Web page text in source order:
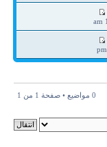
0 مواضيع • صفحة 1 من 1